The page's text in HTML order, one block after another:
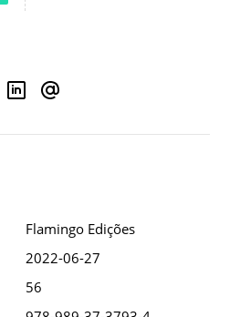
LinkedInEmail
Flamingo Edições
2022-06-27
56